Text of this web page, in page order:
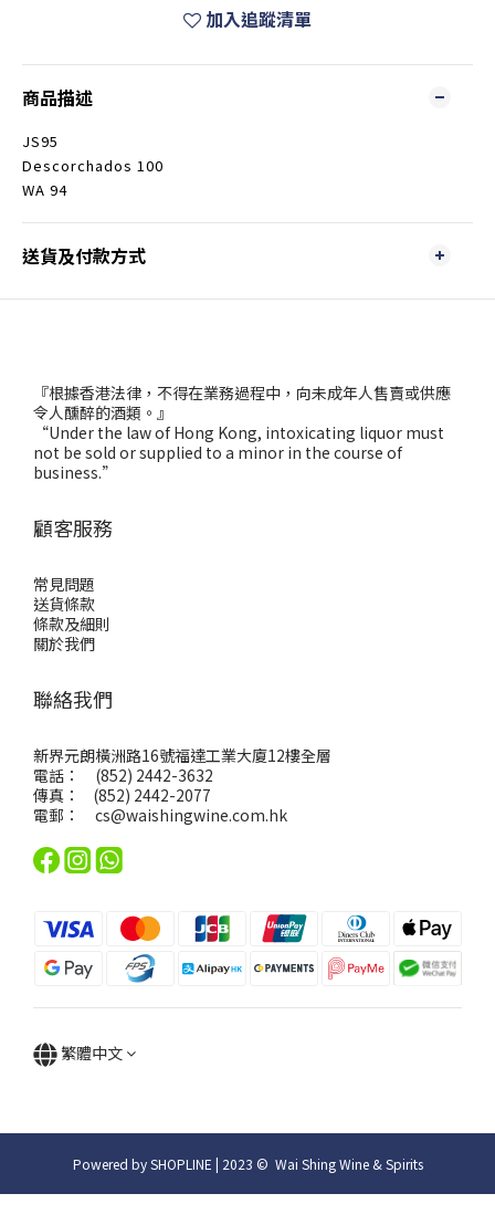
加入追蹤清單
商品描述
JS95
Descorchados 100
WA 94
送貨及付款方式
『根據香港法律，不得在業務過程中，向未成年人售賣或供應
令人醺醉的酒類。』
“Under the law of Hong Kong, intoxicating liquor must
not be sold or supplied to a minor in the course of
business.”
顧客服務
常見問題
送貨條款
條款及細則
關於我們
聯絡我們
新界元朗橫洲路16號福達工業大廈12樓全層
電話： (852) 2442-3632
傳真： (852) 2442-2077
電郵： cs@waishingwine.com.hk
繁體中文
Powered by SHOPLINE | 2023 © Wai Shing Wine & Spirits